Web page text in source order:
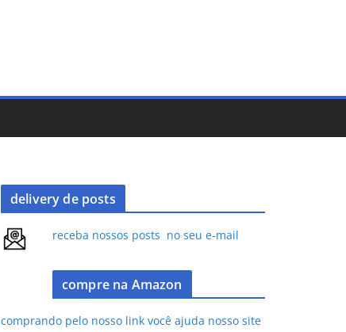
delivery de posts
receba nossos posts no seu e-mail
compre na Amazon
comprando pelo nosso link você ajuda nosso site